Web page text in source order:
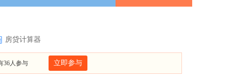
房贷计算器
36人参与 立即参与